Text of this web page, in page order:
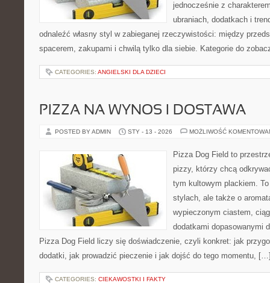
jednocześnie z
ubraniach, dodatkach i
odnaleźć własny styl w zabieganej rzeczywistości: między
spacerem, zakupami i chwilą tylko dla siebie. Kategorie do
CATEGORIES: ANGIELSKI DLA DZIECI
PIZZA NA WYNOS I DOSTAWA
POSTED BY ADMIN STY - 13 - 2026 MOŻLIWOŚĆ
Pizza Dog Field to
pizzy, którzy chcą
tym kultowym plackiem.
stylach, ale także o
wypieczonym ciastem,
dodatkami dopasowanymi
Pizza Dog Field liczy się doświadczenie, czyli konkret: jak
dodatki, jak prowadzić pieczenie i jak dojść do tego momentu,
CATEGORIES: CIEKAWOSTKI I FAKTY